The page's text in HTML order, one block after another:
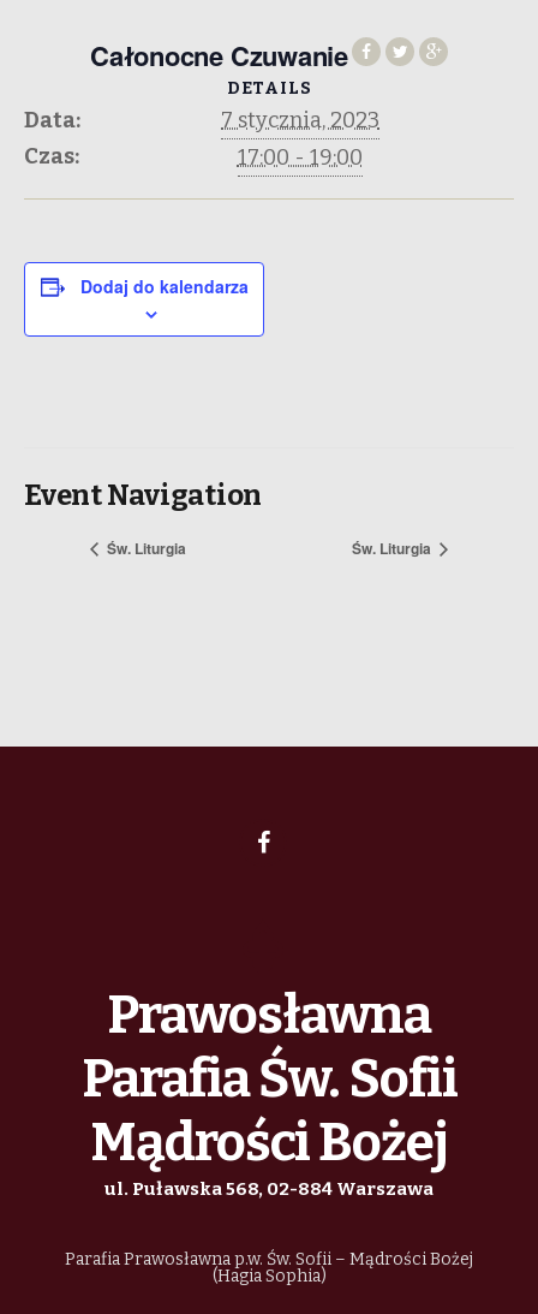
Całonocne Czuwanie
DETAILS
Data:
7 stycznia, 2023
Czas:
17:00 - 19:00
Dodaj do kalendarza
Event Navigation
Św. Liturgia Św. Liturgia
Prawosławna
Parafia Św. Sofii
Mądrości Bożej
ul. Puławska 568, 02-884 Warszawa
Parafia Prawosławna p.w. Św. Sofii – Mądrości Bożej
(Hagia Sophia)